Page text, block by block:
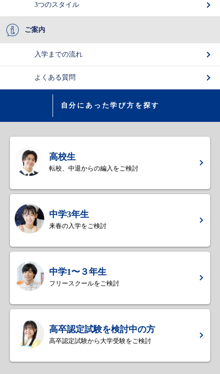
3つのスタイル
ご案内
入学までの流れ
よくある質問
自分にあった学び方を探す
高校生
転校、中退からの編入をご検討
中学3年生
来春の入学をご検討
中学1〜３年生
フリースクールをご検討
高卒認定試験を検討中の方
高卒認定試験から大学受験をご検討